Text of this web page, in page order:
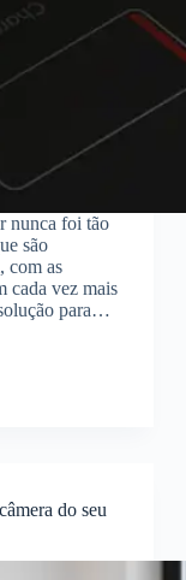
nunca foi tão
são
com as
cada vez mais
para…
do seu